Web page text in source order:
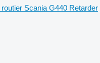
Scania G440 Retarder